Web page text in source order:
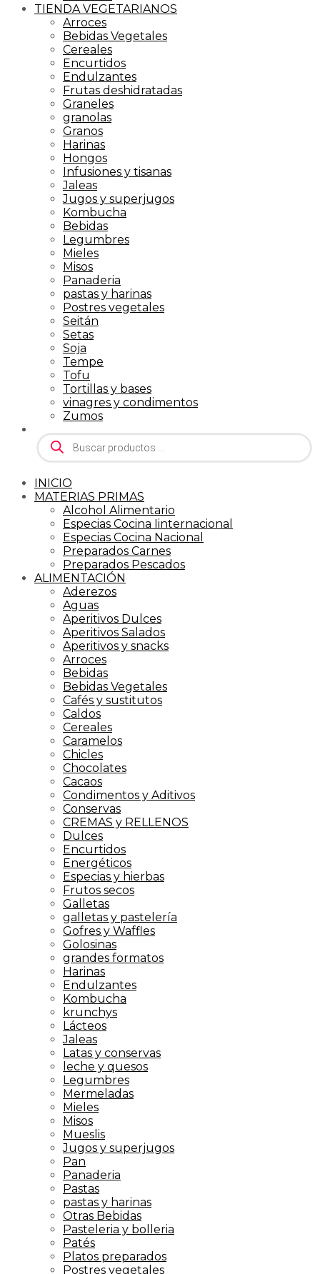
TIENDA VEGETARIANOS
Arroces
Bebidas Vegetales
Cereales
Encurtidos
Endulzantes
Frutas deshidratadas
Graneles
granolas
Granos
Harinas
Hongos
Infusiones y tisanas
Jaleas
Jugos y superjugos
Kombucha
Bebidas
Legumbres
Mieles
Misos
Panaderia
pastas y harinas
Postres vegetales
Seitán
Setas
Soja
Tempe
Tofu
Tortillas y bases
vinagres y condimentos
Zumos
Búsqueda
de
productos
INICIO
MATERIAS PRIMAS
Alcohol Alimentario
Especias Cocina Iinternacional
Especias Cocina Nacional
Preparados Carnes
Preparados Pescados
ALIMENTACIÓN
Aderezos
Aguas
Aperitivos Dulces
Aperitivos Salados
Aperitivos y snacks
Arroces
Bebidas
Bebidas Vegetales
Cafés y sustitutos
Caldos
Cereales
Caramelos
Chicles
Chocolates
Cacaos
Condimentos y Aditivos
Conservas
CREMAS y RELLENOS
Dulces
Encurtidos
Energéticos
Especias y hierbas
Frutos secos
Galletas
galletas y pastelería
Gofres y Waffles
Golosinas
grandes formatos
Harinas
Endulzantes
Kombucha
krunchys
Lácteos
Jaleas
Latas y conservas
leche y quesos
Legumbres
Mermeladas
Mieles
Misos
Mueslis
Jugos y superjugos
Pan
Panaderia
Pastas
pastas y harinas
Otras Bebidas
Pasteleria y bolleria
Patés
Platos preparados
Postres vegetales